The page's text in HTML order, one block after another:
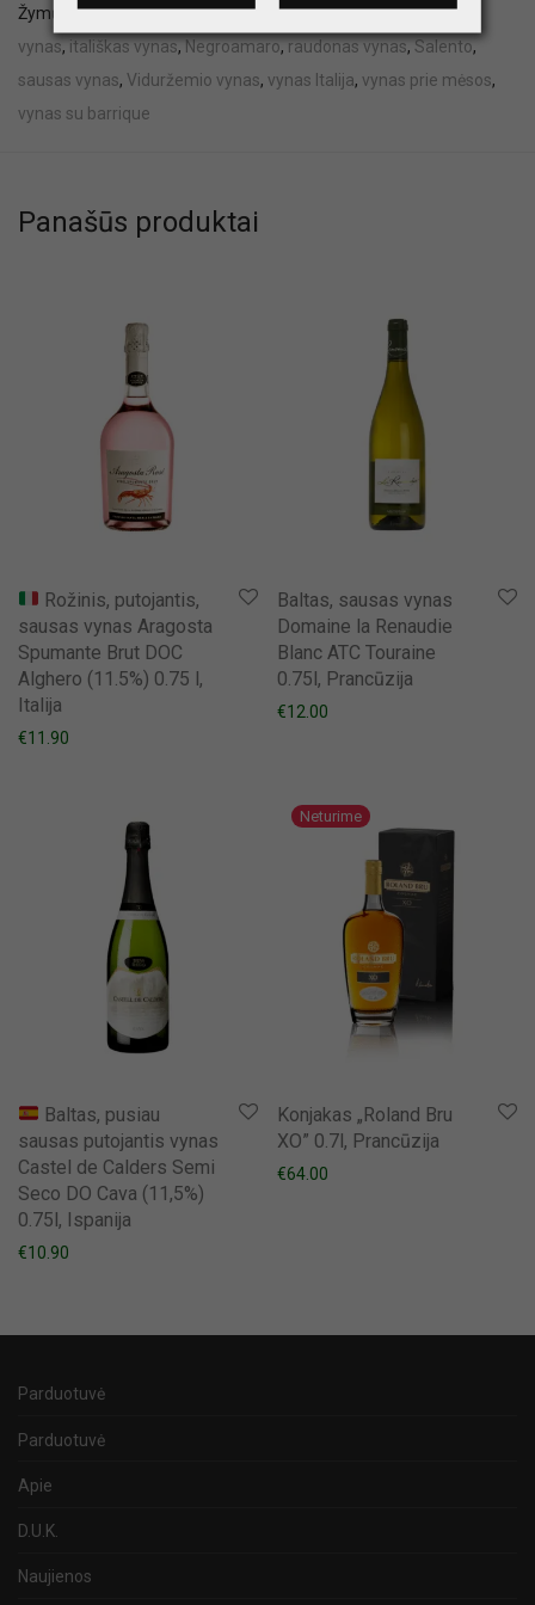
Žymų:
ALKOHOLIS,Campania vynas,dovanoms,gurmaniškas
vynas, itališkas vynas, Negroamaro, raudonas vynas, Salento,
sausas vynas, Viduržemio vynas, vynas Italija, vynas prie mėsos,
vynas su barrique
Panašūs produktai
Rožinis, putojantis,
sausas vynas Aragosta
Spumante Brut DOC
Alghero (11.5%) 0.75 l,
Italija
€11.90
Baltas, sausas vynas
Domaine la Renaudie
Blanc ATC Touraine
0.75l, Prancūzija
€12.00
Baltas, pusiau
sausas putojantis vynas
Castel de Calders Semi
Seco DO Cava (11,5%)
0.75l, Ispanija
€10.90
Konjakas „Roland Bru
XO” 0.7l, Prancūzija
€64.00
Parduotuvė
Parduotuvė
Apie
D.U.K.
Naujienos